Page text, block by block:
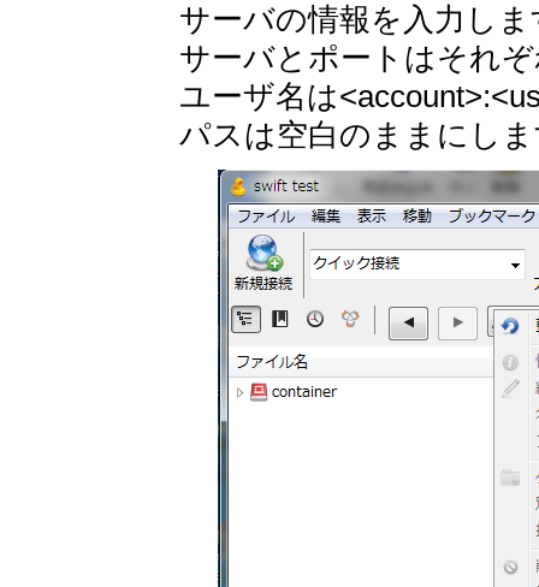
サーバの情報を入力しま
サーバとポートはそれ
ユーザ名は
パスは空白のままにし